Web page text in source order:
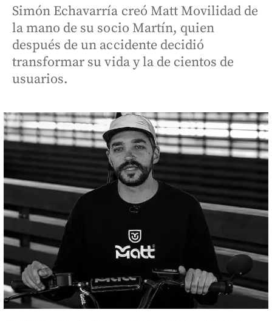
Simón Echavarría creó Matt Movilidad de
la mano de su socio Martín, quien
después de un accidente decidió
transformar su vida y la de cientos de
usuarios.